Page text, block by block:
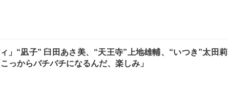
」“凪子” 臼田あさ美、“天王寺”上地雄輔、“いつき”太田莉
っからバチバチになるんだ、楽しみ」